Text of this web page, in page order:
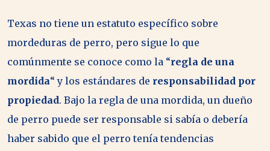
Texas no tiene un estatuto específico sobre
mordeduras de perro, pero sigue lo que
comúnmente se conoce como la “regla de una
mordida“ y los estándares de responsabilidad por
propiedad. Bajo la regla de una mordida, un dueño
de perro puede ser responsable si sabía o debería
haber sabido que el perro tenía tendencias